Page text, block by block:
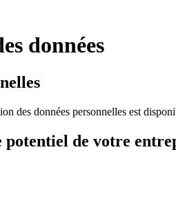
données
des données personnelles est
de votre